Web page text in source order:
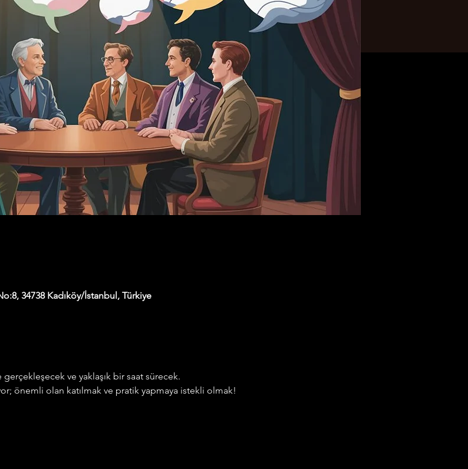
34738 Kadıköy/İstanbul, Türkiye
ve yaklaşık bir saat sürecek.
önemli olan katılmak ve pratik yapmaya istekli olmak!